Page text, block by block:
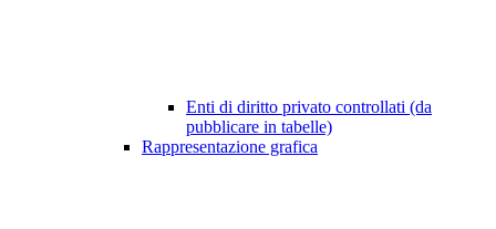
Enti di diritto privato controllati (da
pubblicare in tabelle)
Rappresentazione grafica